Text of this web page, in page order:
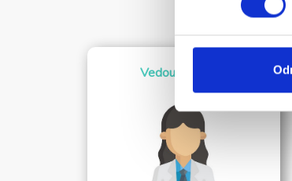
Vedoucí lékařka